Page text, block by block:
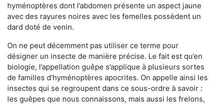
hyménoptères dont l’abdomen présente un aspect jaune
avec des rayures noires avec les femelles possèdent un
dard doté de venin.
On ne peut décemment pas utiliser ce terme pour
désigner un insecte de manière précise. Le fait est qu’en
biologie, l’appellation guêpe s’applique à plusieurs sortes
de familles d’hyménoptères apocrites. On appelle ainsi les
insectes qui se regroupent dans ce sous-ordre à savoir :
les guêpes que nous connaissons, mais aussi les frelons,